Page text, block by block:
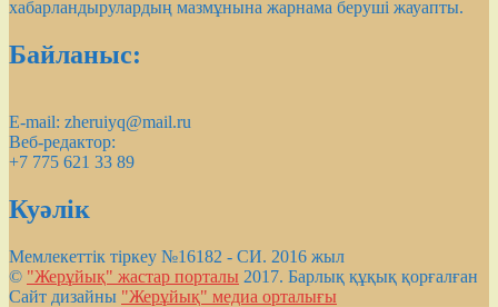
хабарландырулардың мазмұнына жарнама беруші жауапты.
Байланыс:
E-mail: zheruiyq@mail.ru
Веб-редактор:
+7 775 621 33 89
Куәлік
Мемлекеттік тіркеу №16182 - СИ. 2016 жыл
© "Жерұйық" жастар порталы 2017. Барлық құқық қорғалған
Сайт дизайны "Жерұйық" медиа орталығы